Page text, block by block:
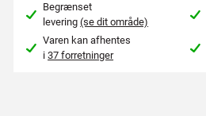
Begrænset
levering(se dit område)
Varen kan afhentes
i37 forretninger